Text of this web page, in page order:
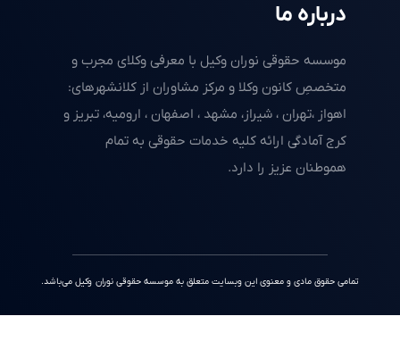
درباره ما
موسسه حقوقی نوران وکیل با معرفی وکلای مجرب و
متخصصِ کانون وکلا و مرکز مشاوران از کلانشهرهای:
اهواز ،تهران ، شیراز، مشهد ، اصفهان ، ارومیه، تبریز و
کرج آمادگی ارائه کلیه خدمات حقوقی به تمام
هموطنان عزیز را دارد.
تمامی حقوق مادی و معنوی این وبسایت متعلق به موسسه حقوقی نوران وکیل می‌باشد.